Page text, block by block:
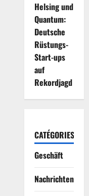
Helsing und
Quantum:
Deutsche
Rüstungs-
Start-ups
auf
Rekordjagd
CATÉGORIES
Geschäft
Nachrichten